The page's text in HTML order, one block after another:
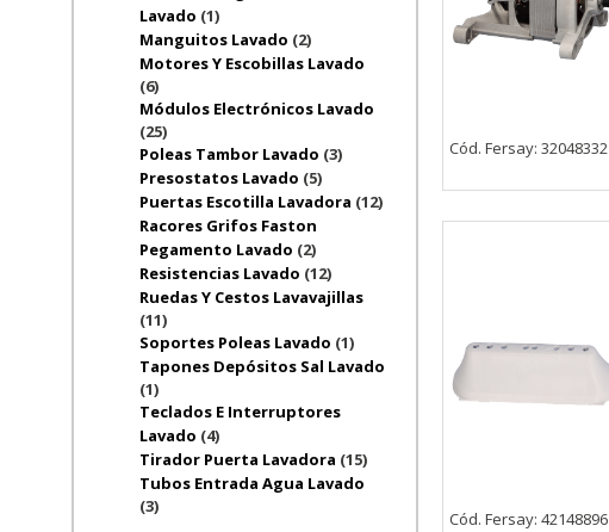
Lavado (1)
Manguitos Lavado (2)
Motores Y Escobillas Lavado
(6)
Módulos Electrónicos Lavado
(25)
Poleas Tambor Lavado (3)
Presostatos Lavado (5)
Puertas Escotilla Lavadora (12)
Racores Grifos Faston
Pegamento Lavado (2)
Resistencias Lavado (12)
Ruedas Y Cestos Lavavajillas
(11)
Soportes Poleas Lavado (1)
Tapones Depósitos Sal Lavado
(1)
Teclados E Interruptores
Lavado (4)
Tirador Puerta Lavadora (15)
Tubos Entrada Agua Lavado
(3)
Cód. Fersay: 32048332
Cód. Fersay: 42148896